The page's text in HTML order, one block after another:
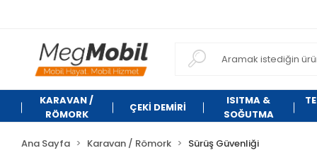
KARAVAN /
RÖMORK
ÇEKİ DEMİRİ
ISITMA &
SOĞUTMA
Ana Sayfa Karavan / Römork Sürüş Güvenliği